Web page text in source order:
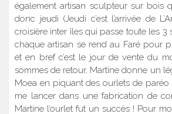
également artisan sculpteur sur bois
donc jeudi (Jeudi c’est l’arrivée de
croisière inter îles qui passe toute les 3
chaque artisan se rend au Faré pour
et en bref c’est le jour de vente du
sommes de retour, Martine donne un
Moea en piquant des ourlets de
me lancer dans une fabrication de
Martine l’ourlet fut un succès ! Pour